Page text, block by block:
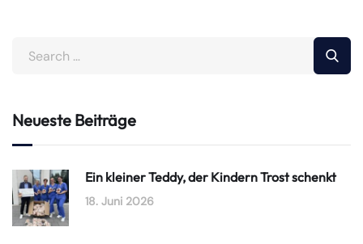
Neueste Beiträge
Ein kleiner Teddy, der Kindern Trost schenkt
18. Juni 2026